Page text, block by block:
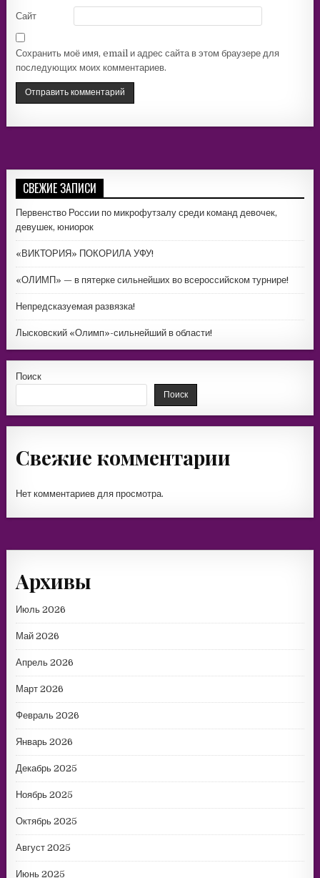
Сайт
Сохранить моё имя, email и адрес сайта в этом браузере для
последующих моих комментариев.
СВЕЖИЕ ЗАПИСИ
Первенство России по микрофутзалу среди команд девочек,
девушек, юниорок
«ВИКТОРИЯ» ПОКОРИЛА УФУ!
«ОЛИМП» — в пятерке сильнейших во всероссийском турнире!
Непредсказуемая развязка!
Лысковский «Олимп»-сильнейший в области!
Поиск
Поиск
Свежие комментарии
Нет комментариев для просмотра.
Архивы
Июль 2026
Май 2026
Апрель 2026
Март 2026
Февраль 2026
Январь 2026
Декабрь 2025
Ноябрь 2025
Октябрь 2025
Август 2025
Июнь 2025